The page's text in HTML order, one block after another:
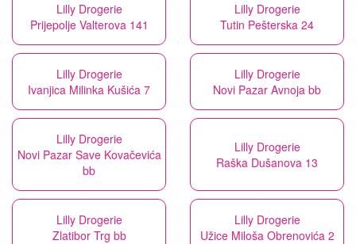
Lilly Drogerie
Prijepolje Valterova 141
Lilly Drogerie
Tutin Pešterska 24
Lilly Drogerie
Ivanjica Milinka Kušića 7
Lilly Drogerie
Novi Pazar Avnoja bb
Lilly Drogerie
Novi Pazar Save Kovačevića
bb
Lilly Drogerie
Raška Dušanova 13
Lilly Drogerie
Zlatibor Trg bb
Lilly Drogerie
Užice Miloša Obrenovića 2